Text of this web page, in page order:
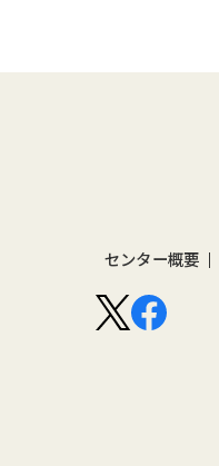
センター概要